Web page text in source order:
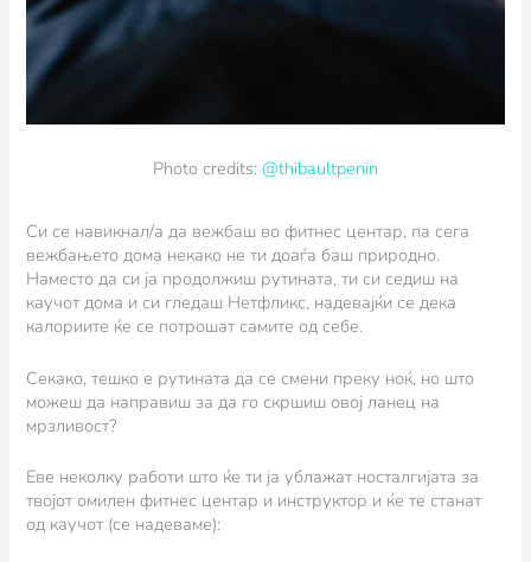
Photo credits: @thibaultpenin
Си се навикнал/а да вежбаш во фитнес центар, па сега
вежбањето дома некако не ти доаѓа баш природно.
Наместо да си ја продолжиш рутината, ти си седиш на
каучот дома и си гледаш Нетфликс, надевајќи се дека
калориите ќе се потрошат самите од себе.
Секако, тешко е рутината да се смени преку ноќ, но што
можеш да направиш за да го скршиш овој ланец на
мрзливост?
Еве неколку работи што ќе ти ја ублажат носталгијата за
твојот омилен фитнес центар и инструктор и ќе те станат
од каучот (се надеваме):